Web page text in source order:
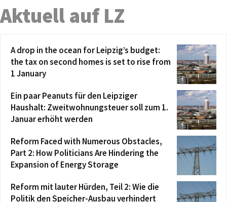
Aktuell auf LZ
A drop in the ocean for Leipzig’s budget:
the tax on second homes is set to rise from
1 January
Ein paar Peanuts für den Leipziger
Haushalt: Zweitwohnungsteuer soll zum 1.
Januar erhöht werden
Reform Faced with Numerous Obstacles,
Part 2: How Politicians Are Hindering the
Expansion of Energy Storage
Reform mit lauter Hürden, Teil 2: Wie die
Politik den Speicher-Ausbau verhindert